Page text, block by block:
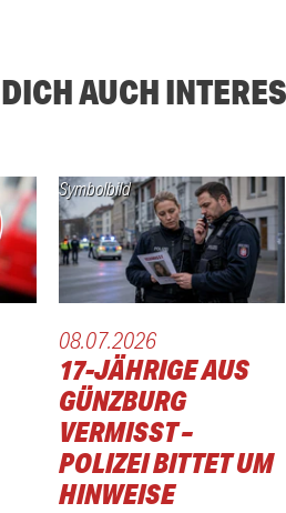
AUCH
Symbolbild
08.07.2026
17-JÄHRIGE AUS
GÜNZBURG
VERMISST –
POLIZEI BITTET UM
HINWEISE